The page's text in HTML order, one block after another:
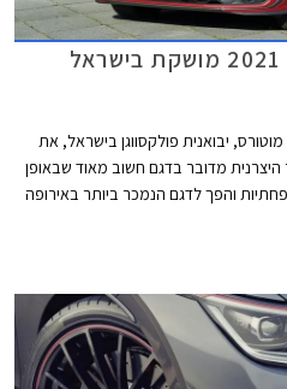
יבואנית פולקסווגן בישראל, את
היצרנית מדובר בדגם חשוב מאוד שבאופן
והפך לדגם הנמכר ביותר באירופה
מותאם לזמננו וכולל תא נוסעים חדשני
נהיגה חצי-אוטונומית.